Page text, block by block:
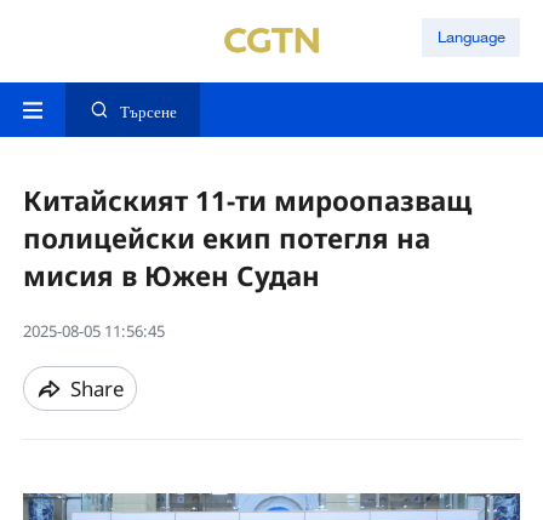
Language
Търсене
Китайският 11-ти мироопазващ
полицейски екип потегля на
мисия в Южен Судан
2025-08-05 11:56:45
Share